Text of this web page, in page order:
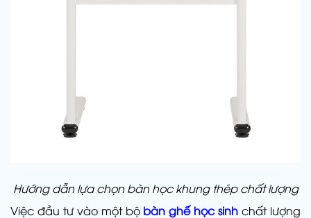
Hướng dẫn lựa chọn bàn học khung thép chất lượng
Việc đầu tư vào một bộ bàn ghế học sinh chất lượng